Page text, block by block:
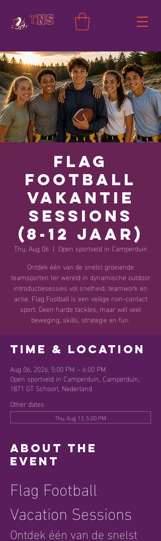
Flag
Football
Vakantie
Sessions
(8-12 jaar)
Thu, Aug 06
  |
Open sportveld in Camperduin
Ontdek één van de snelst groeiende
teamsporten ter wereld in dynamische outdoor
introductiesessies vol snelheid, teamwork en
actie. Flag Football is een veilige non-contact
sport. Geen harde tackles, maar wél veel
beweging, skills, strategie en fun.
Time & Location
Aug 06, 2026, 5:00 PM – 6:00 PM
Open sportveld in Camperduin, Camperduin,
1871 GT Schoorl, Nederland
Other dates
Thu, Aug 13, 5:00 PM
About the
event
Flag Football
Vacation Sessions
Ontdek één van de snelst